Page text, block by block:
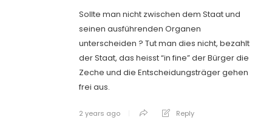
Sollte man nicht zwischen dem Staat und
seinen ausführenden Organen
unterscheiden ? Tut man dies nicht, bezahlt
der Staat, das heisst “in fine” der Bürger die
Zeche und die Entscheidungsträger gehen
frei aus.
2 years ago Reply